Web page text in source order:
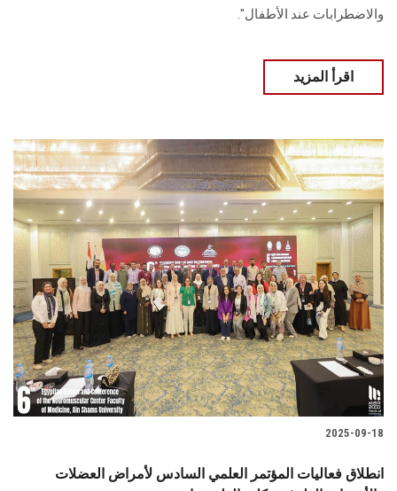
والاضطرابات عند الأطفال".
اقرأ المزيد
2025-09-18
انطلاق فعاليات المؤتمر العلمي السادس لأمراض العضلات